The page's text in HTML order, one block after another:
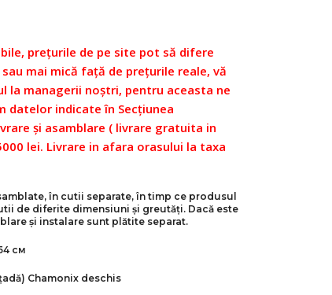
prețurile de pe site pot să difere
mai mică față de prețurile reale, vă
la managerii noștri, pentru aceasta ne
indicate în Secțiunea
și asamblare ( livrare gratuita in
lei. Livrare in afara orasului la taxa
în cutii separate, în timp ce produsul
de diferite dimensiuni și greutăți. Dacă este
și instalare sunt plătite separat.
см
Chamonix deschis